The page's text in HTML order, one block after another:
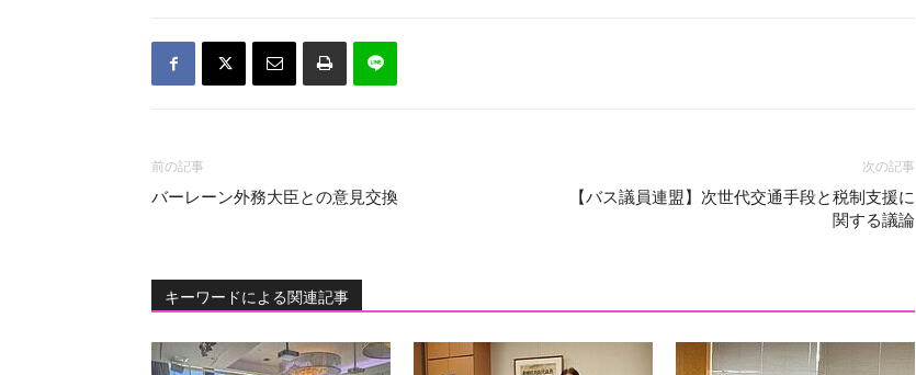
前の記事
バーレーン外務大臣との意見交換
次の記事
【バス議員連盟】次世代交通手段と税制支援に
関する議論
キーワードによる関連記事